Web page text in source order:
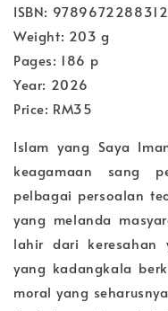
ISBN: 9789672288312
Weight: 203 g
Pages: 186 p
Year: 2026
Price: RM35
Islam yang Saya
keagamaan sang
pelbagai persoalan
yang melanda
lahir dari keresahan
yang kadangkala
moral yang